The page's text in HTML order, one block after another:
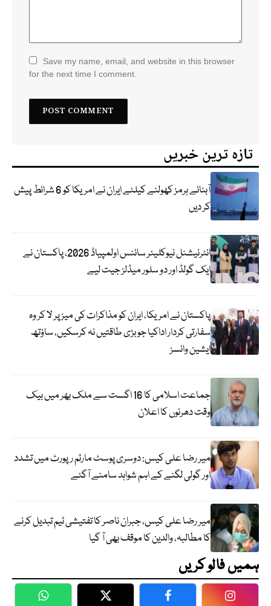
Save my name, email, and website in this browser
for the next time I comment.
تازہ ترین خبریں
آبنائے ہرمز کھولنے کیلئے ایران نے امریکا کو 6 شرائط پیش
کر دیں
انٹرنیشنل نیوکلیئر سائنس اولمپیاڈ 2026، پاکستان نے
ایک گولڈ اور دو سلور میڈلز جیت لیے
پاکستان نے امریکا، ایران کو مذاکرات کی میز پر لا کر وہ
سفارتی کردار اداکیا جو بڑی طاقتیں نہ کرسکیں، ساؤتھ
ایشین وائسز
جماعت اسلامی کا 16 اگست سے ملک بھر میں بیک
وقت دھرنوں کا اعلان
میر رضا علی کیس: دوسری پوسٹ مارٹم رپورٹ میں تشدد
اور گولی لگنے کے اہم شواہد سامنے آگئے
میر رضا علی کیس، جبران ناصر کا تفتیشی ٹیم تبدیل کرنے
کا مطالبہ، والدین کا موقف بھی آ گیا
ہمیں فالو کریں